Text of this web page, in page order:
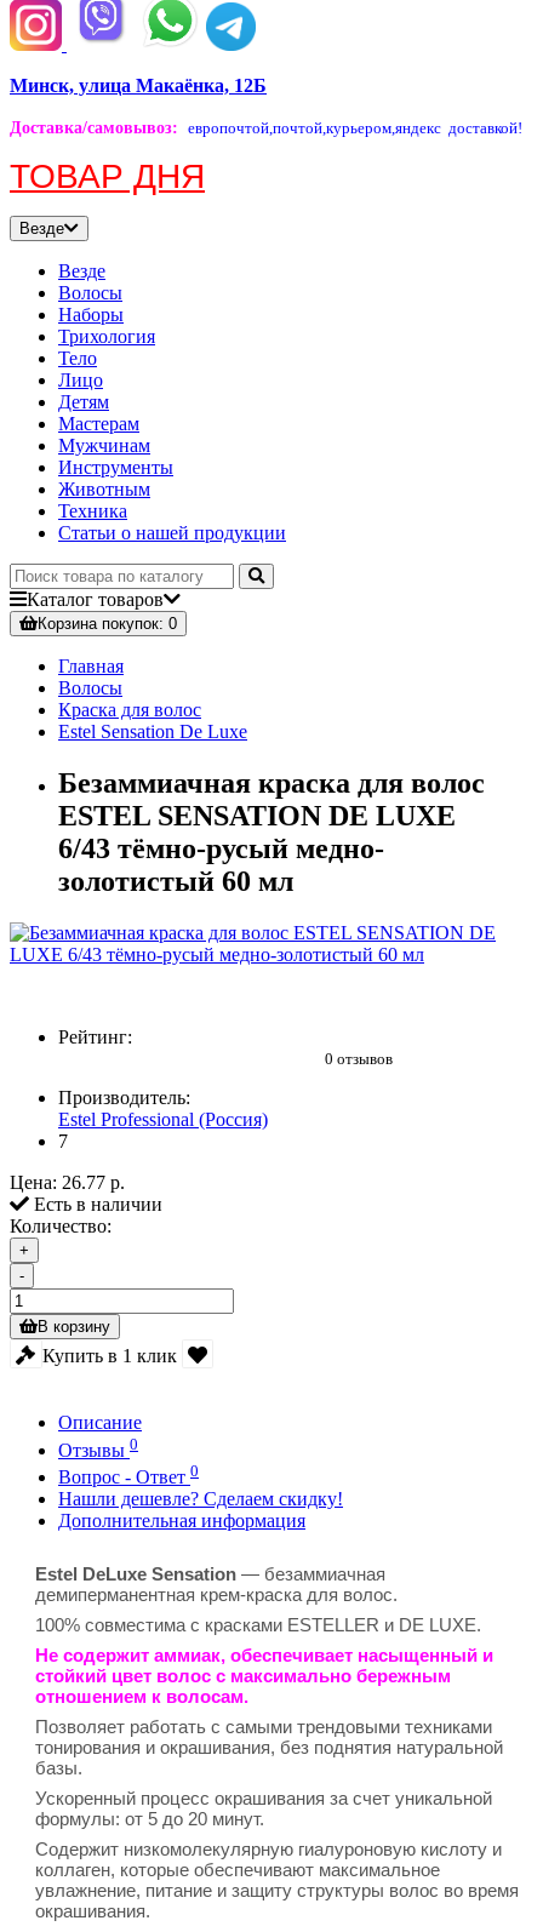
Минск, улица Макаёнка, 12Б
Доставка/самовывоз: европочтой,почтой,курьером,яндекс доставкой!
ТОВАР ДНЯ
Везде
Везде
Волосы
Наборы
Трихология
Тело
Лицо
Детям
Мастерам
Мужчинам
Инструменты
Животным
Техника
Статьи о нашей продукции
Каталог товаров
Корзинапокупок: 0
Главная
Волосы
Краска для волос
Estel Sensation De Luxe
Безаммиачная краска для волос
ESTEL SENSATION DE LUXE
6/43 тёмно-русый медно-
золотистый 60 мл
Рейтинг:
0 отзывов
Производитель:
Estel Professional (Россия)
7
Цена: 26.77 р.
Есть в наличии
Количество:
+
-
В корзину
Купить в 1 клик
Описание
Отзывы 0
Вопрос - Ответ 0
Нашли дешевле? Сделаем скидку!
Дополнительная информация
Estel DeLuxe Sensation — безаммиачная
демиперманентная крем-краска для волос.
100% совместима с красками ESTELLER и DE LUXE.
Не содержит аммиак, обеспечивает насыщенный и
стойкий цвет волос с максимально бережным
отношением к волосам.
Позволяет работать с самыми трендовыми техниками
тонирования и окрашивания, без поднятия натуральной
базы.
Ускоренный процесс окрашивания за счет уникальной
формулы: от 5 до 20 минут.
Содержит низкомолекулярную гиалуроновую кислоту и
коллаген, которые обеспечивают максимальное
увлажнение, питание и защиту структуры волос во время
окрашивания.